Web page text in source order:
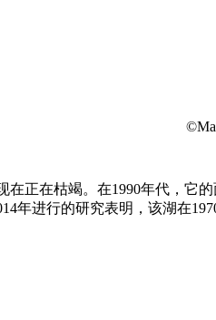
正在枯竭。在1990年代，
年进行的研究表明，该湖在